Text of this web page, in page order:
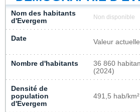
Nom des habitants
d'Evergem
Non disponible
Date Valeur actuelle
Nombre d'habitants
36 860
(2024)
Densité de
population
d'Evergem
491,5 hab/km²